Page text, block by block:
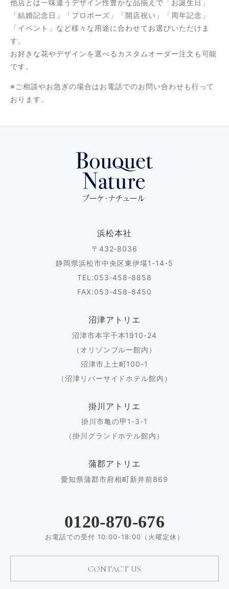
他店とは一味違うデザイン性豊かな品揃えで「お誕生日」
「結婚記念日」「プロポーズ」「開店祝い」「周年記念」
「イベント」など様々な用途に合わせてお選びいただけま
す。
お好きな花やデザインを選べるカスタムオーダー注文も可能
です。
※ご相談やお急ぎの場合はお電話でのお問い合わせも行って
おります。
浜松本社
〒432-8036
静岡県浜松市中央区東伊場1-14-5
TEL:053-458-8858
FAX:053-458-8450
沼津アトリエ
沼津市本字千本1910-24
（オリゾンブルー館内）
沼津市上土町100-1
（沼津リバーサイドホテル館内）
掛川アトリエ
掛川市亀の甲1-3-1
（掛川グランドホテル館内）
蒲郡アトリエ
愛知県蒲郡市府相町新井前869
0120-870-676
お電話での受付 10:00-18:00（火曜定休）
CONTACT US